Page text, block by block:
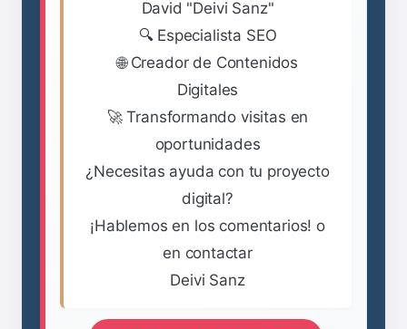
David "Deivi Sanz"
🔍 Especialista SEO
🌐 Creador de Contenidos
Digitales
🚀 Transformando visitas en
oportunidades
¿Necesitas ayuda con tu proyecto
digital?
¡Hablemos en los comentarios! o
en contactar
Deivi Sanz